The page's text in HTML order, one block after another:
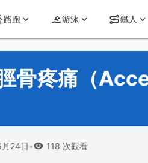
路跑 游泳 鐵人
骨疼痛（
24日 • 118 次觀看